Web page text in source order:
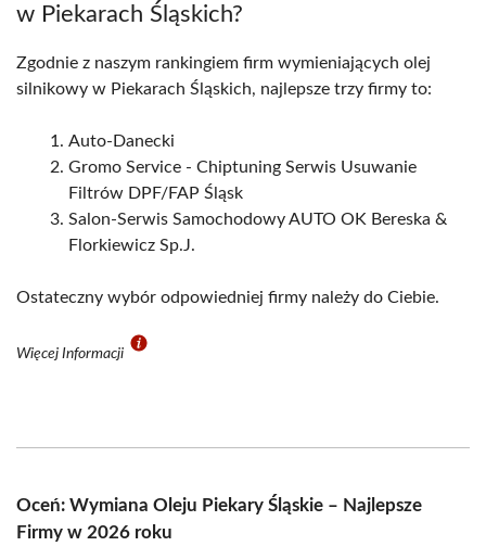
w Piekarach Śląskich?
Zgodnie z naszym rankingiem firm wymieniających olej
silnikowy w Piekarach Śląskich, najlepsze trzy firmy to:
Auto-Danecki
Gromo Service - Chiptuning Serwis Usuwanie
Filtrów DPF/FAP Śląsk
Salon-Serwis Samochodowy AUTO OK Bereska &
Florkiewicz Sp.J.
Ostateczny wybór odpowiedniej firmy należy do Ciebie.
Więcej Informacji
Oceń: Wymiana Oleju Piekary Śląskie – Najlepsze
Firmy w 2026 roku